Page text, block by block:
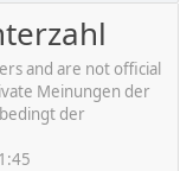
and are not official
Meinungen der
der